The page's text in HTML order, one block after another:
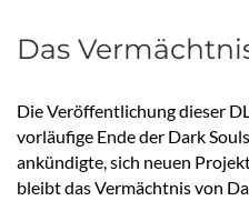
Das
Die Veröffentlichung dieser
vorläufige Ende der Dark
ankündigte, sich neuen
bleibt das Vermächtnis von